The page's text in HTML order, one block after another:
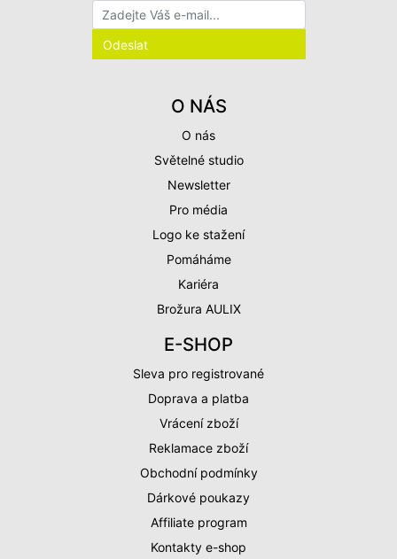
O NÁS
O nás
Světelné studio
Newsletter
Pro média
Logo ke stažení
Pomáháme
Kariéra
Brožura AULIX
E-SHOP
Sleva pro registrované
Doprava a platba
Vrácení zboží
Reklamace zboží
Obchodní podmínky
Dárkové poukazy
Affiliate program
Kontakty e-shop